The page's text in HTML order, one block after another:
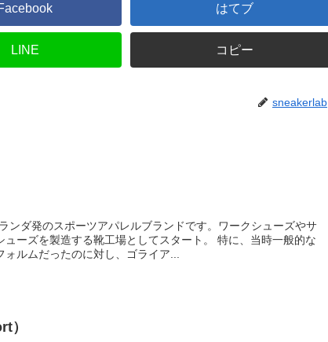
はてブ
LINE コピー
sneakerlab
ンダ発のスポーツアパレルブランドです。ワークシューズやサ
製造する靴工場としてスタート。 特に、当時一般的な
ォルムだったのに対し、ゴライア...
）